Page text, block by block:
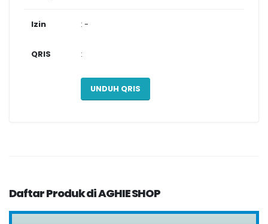
Izin : -
QRIS :
UNDUH QRIS
Daftar Produk di AGHIE SHOP